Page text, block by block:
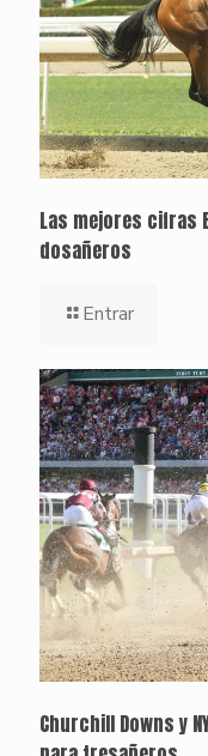
Las mejores cifras
dosañeros
Entrar
Churchill Downs y